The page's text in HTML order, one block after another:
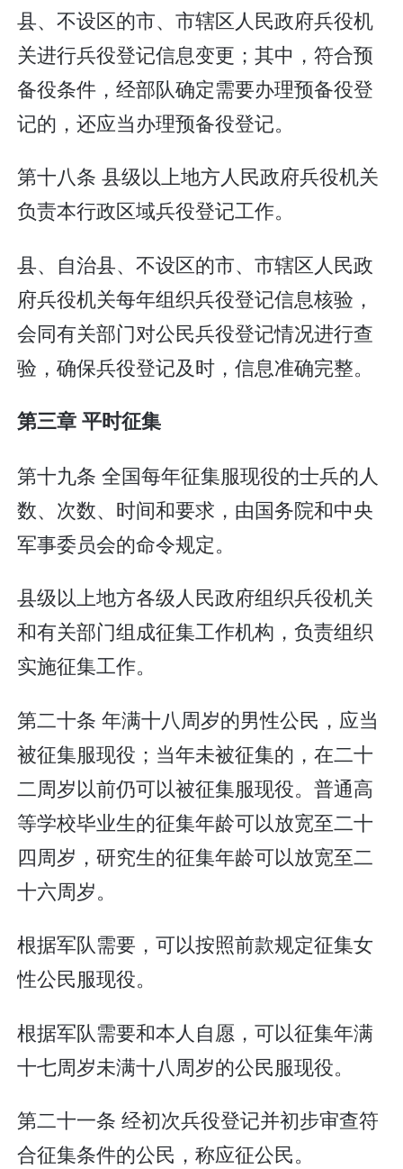
县、不设区的市、市辖区人民政府兵役机
关进行兵役登记信息变更；其中，符合预
备役条件，经部队确定需要办理预备役登
记的，还应当办理预备役登记。
第十八条 县级以上地方人民政府兵役机关
负责本行政区域兵役登记工作。
县、自治县、不设区的市、市辖区人民政
府兵役机关每年组织兵役登记信息核验，
会同有关部门对公民兵役登记情况进行查
验，确保兵役登记及时，信息准确完整。
第三章 平时征集
第十九条 全国每年征集服现役的士兵的人
数、次数、时间和要求，由国务院和中央
军事委员会的命令规定。
县级以上地方各级人民政府组织兵役机关
和有关部门组成征集工作机构，负责组织
实施征集工作。
第二十条 年满十八周岁的男性公民，应当
被征集服现役；当年未被征集的，在二十
二周岁以前仍可以被征集服现役。普通高
等学校毕业生的征集年龄可以放宽至二十
四周岁，研究生的征集年龄可以放宽至二
十六周岁。
根据军队需要，可以按照前款规定征集女
性公民服现役。
根据军队需要和本人自愿，可以征集年满
十七周岁未满十八周岁的公民服现役。
第二十一条 经初次兵役登记并初步审查符
合征集条件的公民，称应征公民。